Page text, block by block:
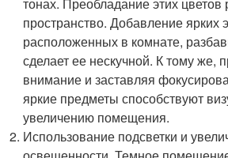
пространство. Добавление ярких
расположенных в комнате,
сделает ее нескучной. К тому же,
внимание и заставляя
яркие предметы способствуют
увеличению помещения.
Использование подсветки и